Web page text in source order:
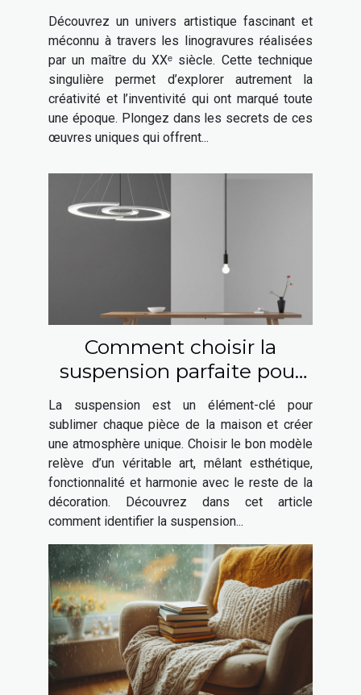
une fenêtre sur son génie
artistique
Découvrez un univers artistique fascinant et
méconnu à travers les linogravures réalisées
par un maître du XXᵉ siècle. Cette technique
singulière permet d’explorer autrement la
créativité et l’inventivité qui ont marqué toute
une époque. Plongez dans les secrets de ces
œuvres uniques qui offrent...
Comment choisir la
suspension parfaite pour
chaque espace de votre
maison ?
La suspension est un élément-clé pour
sublimer chaque pièce de la maison et créer
une atmosphère unique. Choisir le bon modèle
relève d’un véritable art, mêlant esthétique,
fonctionnalité et harmonie avec le reste de la
décoration. Découvrez dans cet article
comment identifier la suspension...